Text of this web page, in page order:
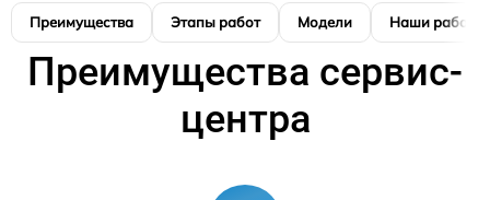
Преимущества Этапы работ Модели Наши работы
Преимущества сервис-
центра